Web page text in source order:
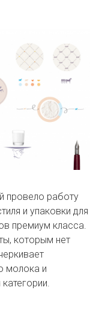
провело работу
и упаковки для
премиум класса.
которым нет
молока и